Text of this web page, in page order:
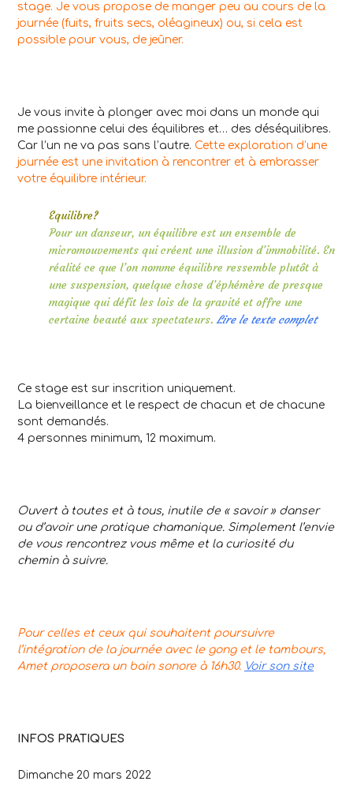
stage. Je vous propose de manger peu au cours de la
journée (fuits, fruits secs, oléagineux) ou, si cela est
possible pour vous, de jeûner.
Je vous invite à plonger avec moi dans un monde qui
me passionne celui des équilibres et… des déséquilibres.
Car l’un ne va pas sans l’autre. Cette exploration d’une
journée est une invitation à rencontrer et à embrasser
votre équilibre intérieur.
Equilibre?
Pour un danseur, un équilibre est un ensemble de
micromouvements qui créent une illusion d’immobilité. En
réalité ce que l’on nomme équilibre ressemble plutôt à
une suspension, quelque chose d’éphémère de presque
magique qui défit les lois de la gravité et offre une
certaine beauté aux spectateurs. Lire le texte complet
Ce stage est sur inscrition uniquement.
La bienveillance et le respect de chacun et de chacune
sont demandés.
4 personnes minimum, 12 maximum.
Ouvert à toutes et à tous, inutile de « savoir » danser
ou d’avoir une pratique chamanique. Simplement l’envie
de vous rencontrez vous même et la curiosité du
chemin à suivre.
Pour celles et ceux qui souhaitent poursuivre
l’intégration de la journée avec le gong et le tambours,
Amet proposera un bain sonore à 16h30. Voir son site
INFOS PRATIQUES
Dimanche 20 mars 2022